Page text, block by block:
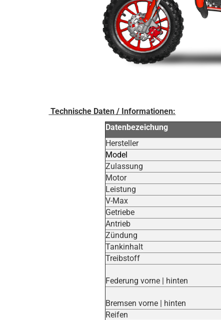
Technische Daten / Informationen:
Datenbezeichung
Hersteller
Model
Zulassung
Motor
Leistung
V-Max
Getriebe
Antrieb
Zündung
Tankinhalt
Treibstoff
Federung vorne | hinten
Bremsen vorne | hinten
Reifen